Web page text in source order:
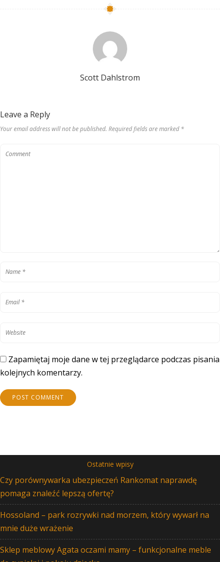
Scott Dahlstrom
Leave a Reply
Your email address will not be published. Required fields are marked *
Zapamiętaj moje dane w tej przeglądarce podczas pisania
kolejnych komentarzy.
Ostatnie wpisy
Czy porównywarka ubezpieczeń Rankomat naprawdę
pomaga znaleźć lepszą ofertę?
Hossoland – park rozrywki nad morzem, który wywarł na
mnie duże wrażenie
Sklep meblowy Agata oczami mamy – funkcjonalne meble